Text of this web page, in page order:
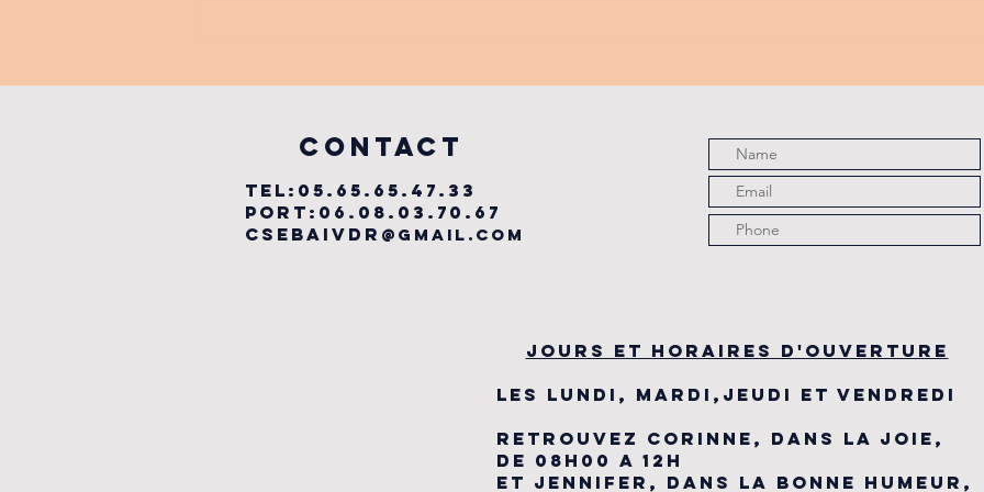
MUSICAL
COntact
TEL:05.65.65.47.33
PORT:06.08.03.70.67
csebaivdr @gmail.com
JOURS ET HORAIRES D'OUVERTURE
LES LUNDI, MARDI,JEUDI ET VENDREDI
RETROUVEZ CORINNE, DANS LA JOIE,
DE 08H00 A 12H
ET JENNIFER, DANS LA BONNE HUMEUR,